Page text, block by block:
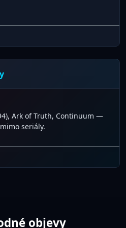
Ark of Truth, Continuum —
seriály.
objevy